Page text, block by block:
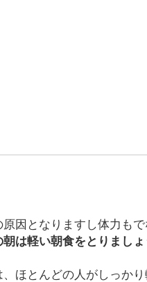
因となりますし体力もで
は軽い朝食をとりましょ
ほとんどの人がしっか